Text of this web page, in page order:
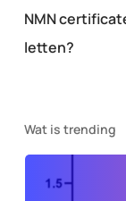
NMN
letten?
Wat is trending